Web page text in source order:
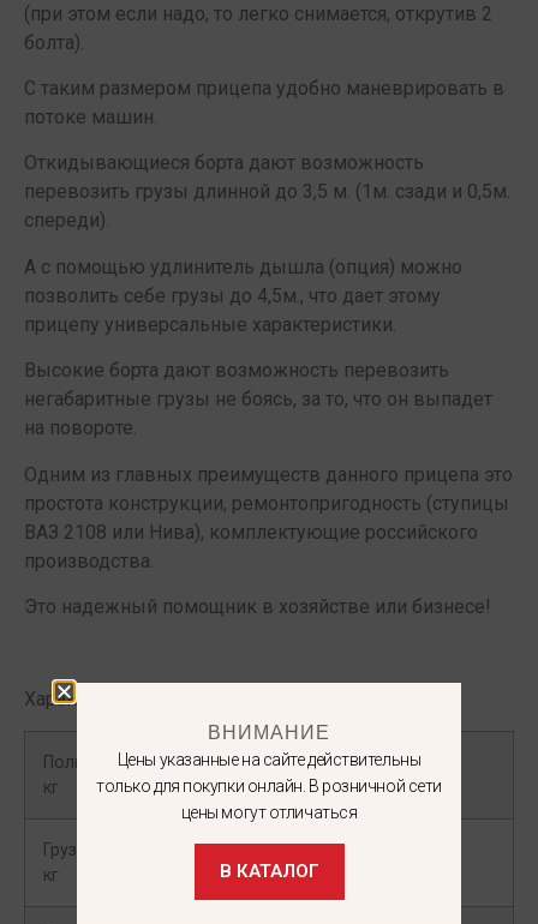
(при этом если надо, то легко снимается, открутив 2
болта).
С таким размером прицепа удобно маневрировать в
потоке машин.
Откидывающиеся борта дают возможность
перевозить грузы длинной до 3,5 м. (1м. сзади и 0,5м.
спереди).
А с помощью удлинитель дышла (опция) можно
позволить себе грузы до 4,5м., что дает этому
прицепу универсальные характеристики.
Высокие борта дают возможность перевозить
негабаритные грузы не боясь, за то, что он выпадет
на повороте.
Одним из главных преимуществ данного прицепа это
простота конструкции, ремонтопригодность (ступицы
ВАЗ 2108 или Нива), комплектующие российского
производства.
Это надежный помощник в хозяйстве или бизнесе!
Характеристики
Полная масса по ПТС,
кг
740
Грузоподъемность,
кг
550
ВНИМАНИЕ
Цены указанные на сайте действительны
только для покупки онлайн. В розничной сети
цены могут отличаться
В КАТАЛОГ